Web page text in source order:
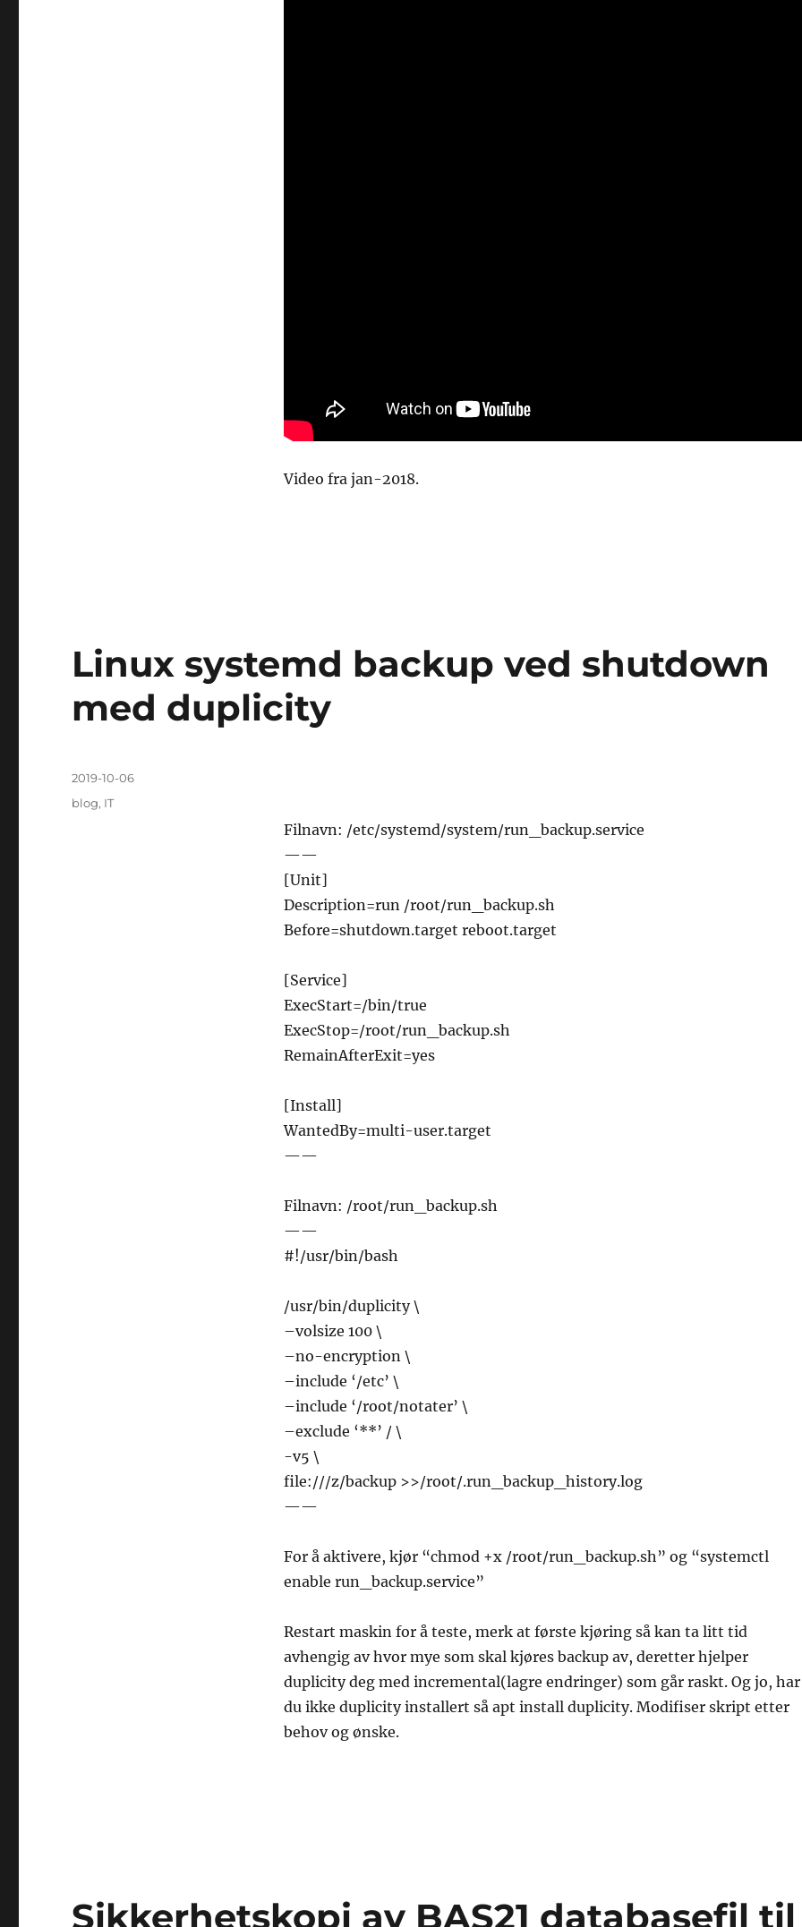
Video fra jan-2018.
Linux systemd backup ved shutdown
med duplicity
Filnavn: /etc/systemd/system/run_backup.service
——
[Unit]
Description=run /root/run_backup.sh
Before=shutdown.target reboot.target
[Service]
ExecStart=/bin/true
ExecStop=/root/run_backup.sh
RemainAfterExit=yes
[Install]
WantedBy=multi-user.target
——
Filnavn: /root/run_backup.sh
——
#!/usr/bin/bash
/usr/bin/duplicity \
–volsize 100 \
–no-encryption \
–include ‘/etc’ \
–include ‘/root/notater’ \
–exclude ‘**’ / \
-v5 \
file:///z/backup >>/root/.run_backup_history.log
——
For å aktivere, kjør “chmod +x /root/run_backup.sh” og “systemctl
enable run_backup.service”
Restart maskin for å teste, merk at første kjøring så kan ta litt tid
avhengig av hvor mye som skal kjøres backup av, deretter hjelper
duplicity deg med incremental(lagre endringer) som går raskt. Og jo, har
du ikke duplicity installert så apt install duplicity. Modifiser skript etter
behov og ønske.
Posted
on
2019-10-06
Categories
blog, IT
Sikkerhetskopi av BAS21 databasefil til